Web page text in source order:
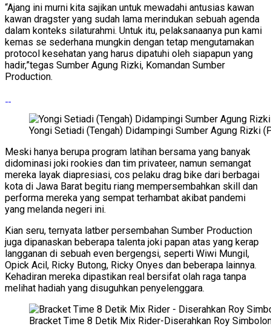
“Ajang ini murni kita sajikan untuk mewadahi antusias kawan
kawan dragster yang sudah lama merindukan sebuah agenda
dalam konteks silaturahmi. Untuk itu, pelaksanaanya pun kami
kemas se sederhana mungkin dengan tetap mengutamakan
protocol kesehatan yang harus dipatuhi oleh siapapun yang
hadir,”tegas Sumber Agung Rizki, Komandan Sumber
Production.
Yongi Setiadi (Tengah) Didampingi Sumber Agung
Meski hanya berupa program latihan bersama yang banyak
didominasi joki rookies dan tim privateer, namun semangat
mereka layak diapresiasi, cos pelaku drag bike dari berbagai
kota di Jawa Barat begitu riang mempersembahkan skill dan
performa mereka yang sempat terhambat akibat pandemi
yang melanda negeri ini.
Kian seru, ternyata latber persembahan Sumber Production
juga dipanaskan beberapa talenta joki papan atas yang kerap
langganan di sebuah even bergengsi, seperti Wiwi Mungil,
Opick Acil, Ricky Butong, Ricky Onyes dan beberapa lainnya.
Kehadiran mereka dipastikan real bersifat olah raga tanpa
melihat hadiah yang disuguhkan penyelenggara.
Bracket Time 8 Detik Mix Rider-Diserahkan Roy